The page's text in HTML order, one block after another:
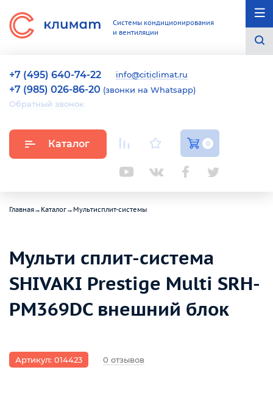
Системы кондиционирования
и вентиляции
+7 (495) 640-74-22 info@citiclimat.ru
+7 (985) 026-86-20 (звонки на Whatsapp)
Обратный звонок
Каталог 0
Главная→ Каталог→ Мультисплит-системы
Мульти сплит-система
SHIVAKI Prestige Multi SRH-
PM369DC внешний блок
Артикул: 014423 0 отзывов